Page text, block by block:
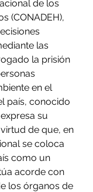
de los
(CONADEH),
las
la prisión
en el
país, conocido
su
de que, en
se coloca
como un
acorde con
los órganos de